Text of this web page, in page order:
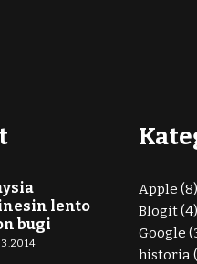
lento
bugi
Apple (8)
Blogit(4)
Google
historia